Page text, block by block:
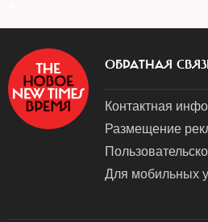
ОБРАТНАЯ
Контактная
Размещение
Для мобильных